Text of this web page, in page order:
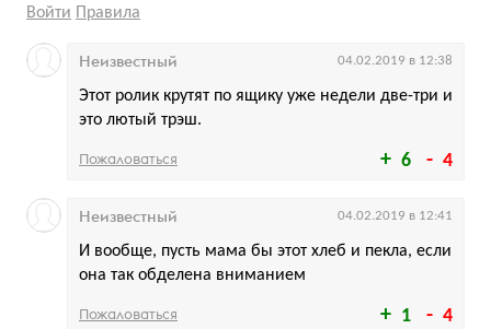
Войти Правила
6 4
Этот ролик крутят по ящику уже недели две-три и
это лютый трэш.
Неизвестный 04.02.2019 в 12:38
Пожаловаться
1 4
И вообще, пусть мама бы этот хлеб и пекла, если
она так обделена вниманием
Неизвестный 04.02.2019 в 12:41
Пожаловаться